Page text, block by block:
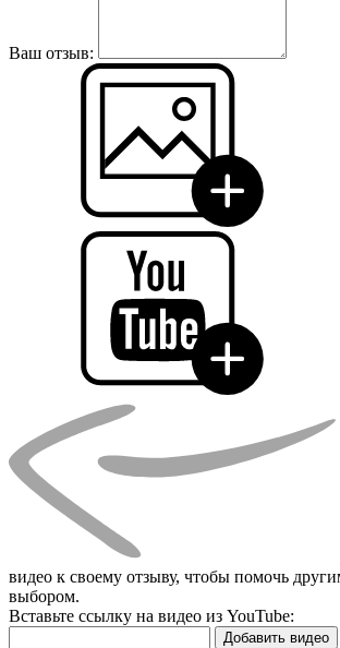
Ваш отзыв:
видео к своему отзыву, чтобы помочь
выбором.
Вставьте ссылку на видео из YouTube:
Добавить видео